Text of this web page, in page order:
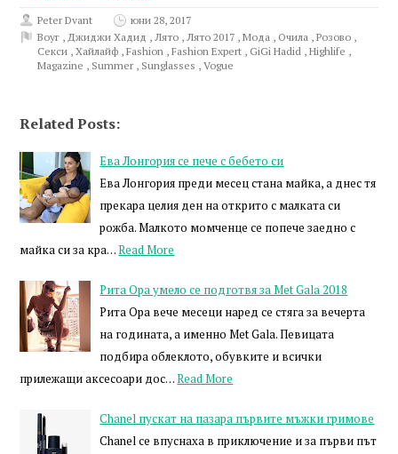
Peter Dvant
юни 28, 2017
Воуг ,Джиджи Хадид ,Лято ,Лято 2017 ,Мода , Очила ,Розово ,
Секси ,Хайлайф ,Fashion ,Fashion Expert , GiGi Hadid ,Highlife ,
Magazine , Summer , Sunglasses ,Vogue
Related Posts:
Ева Лонгория се пече с бебето си
Ева Лонгория преди месец стана майка, а днес тя
прекара целия ден на открито с малката си
рожба. Малкото момченце се попече заедно с
майка си за кра…Read More
Рита Ора умело се подготвя за Met Gala 2018
Рита Ора вече месеци наред се стяга за вечерта
на годината, а именно Met Gala. Певицата
подбира облеклото, обувките и всички
прилежащи аксесоари дос…Read More
Chanel пускат на пазара първите мъжки гримове
Chanel се впуснаха в приключение и за първи път